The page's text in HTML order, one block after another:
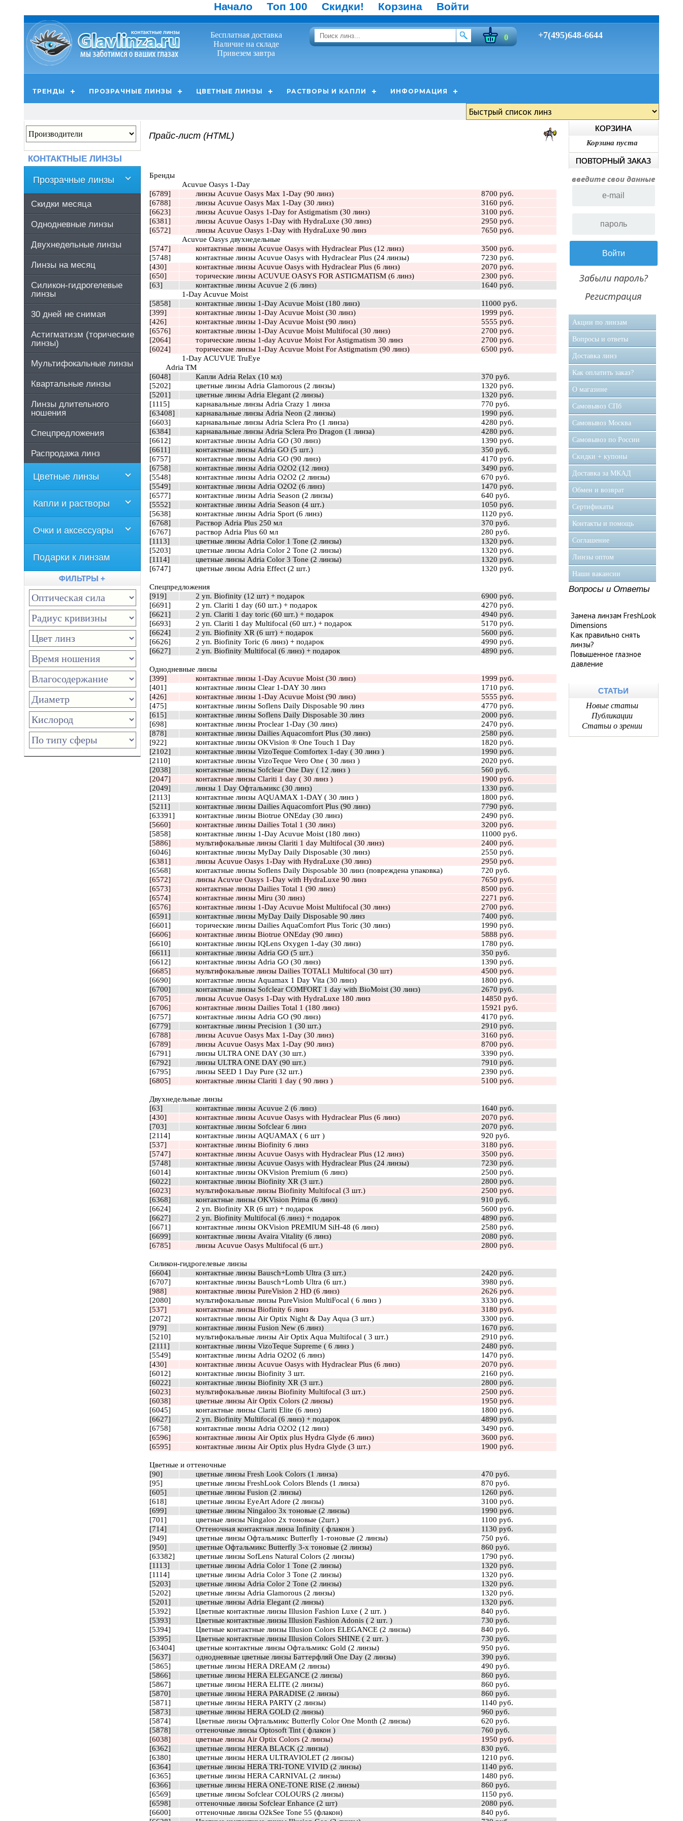
Начало Топ 100 Скидки! Корзина Войти
Бесплатная доставка
Наличие на складе
Привезем завтра
0 +7(495)648-6644
ТРЕНДЫ ПРОЗРАЧНЫЕ ЛИНЗЫ ЦВЕТНЫЕ ЛИНЗЫ РАСТВОРЫ И КАПЛИ ИНФОРМАЦИЯ
Прайс-лист (HTML)
Бренды
Acuvue Oasys 1-Day
[6789]
линзы Acuvue Oasys Max 1-Day (90 линз)
8700 руб.
[6788]
линзы Acuvue Oasys Max 1-Day (30 линз)
3160 руб.
[6623]
линзы Acuvue Oasys 1-Day for Astigmatism (30 линз)
3100 руб.
[6381]
линзы Acuvue Oasys 1-Day with HydraLuxe (30 линз)
2950 руб.
[6572]
линзы Acuvue Oasys 1-Day with HydraLuxe 90 линз
7650 руб.
Acuvue Oasys двухнедельные
[5747]
контактные линзы Acuvue Oasys with Hydraclear Plus (12 линз)
3500 руб.
[5748]
контактные линзы Acuvue Oasys with Hydraclear Plus (24 линзы)
7230 руб.
[430]
контактные линзы Acuvue Oasys with Hydraclear Plus (6 линз)
2070 руб.
[650]
торические линзы ACUVUE OASYS FOR ASTIGMATISM (6 линз)
2300 руб.
[63]
контактные линзы Acuvue 2 (6 линз)
1640 руб.
1-Day Acuvue Moist
[5858]
контактные линзы 1-Day Acuvue Moist (180 линз)
11000 руб.
[399]
контактные линзы 1-Day Acuvue Moist (30 линз)
1999 руб.
[426]
контактные линзы 1-Day Acuvue Moist (90 линз)
5555 руб.
[6576]
контактные линзы 1-Day Acuvue Moist Multifocal (30 линз)
2700 руб.
[2064]
торические линзы 1-day Acuvue Moist For Astigmatism 30 линз
2700 руб.
[6024]
торические линзы 1-Day Acuvue Moist For Astigmatism (90 линз)
6500 руб.
1-Day ACUVUE TruEye
Adria TM
[6048]
Капли Adria Relax (10 мл)
370 руб.
[5202]
цветные линзы Adria Glamorous (2 линзы)
1320 руб.
[5201]
цветные линзы Adria Elegant (2 линзы)
1320 руб.
[1115]
карнавальные линзы Adria Crazy 1 линза
770 руб.
[63408]
карнавальные линзы Adria Neon (2 линзы)
1990 руб.
[6603]
карнавальные линзы Adria Sclera Pro (1 линза)
4280 руб.
[6384]
карнавальные линзы Adria Sclera Pro Dragon (1 линза)
4280 руб.
[6612]
контактные линзы Adria GO (30 линз)
1390 руб.
[6611]
контактные линзы Adria GO (5 шт.)
350 руб.
[6757]
контактные линзы Adria GO (90 линз)
4170 руб.
[6758]
контактные линзы Adria O2O2 (12 линз)
3490 руб.
[5548]
контактные линзы Adria O2O2 (2 линзы)
670 руб.
[5549]
контактные линзы Adria O2O2 (6 линз)
1470 руб.
[6577]
контактные линзы Adria Season (2 линзы)
640 руб.
[5552]
контактные линзы Adria Season (4 шт.)
1050 руб.
[5638]
контактные линзы Adria Sport (6 линз)
1120 руб.
[6768]
Раствор Adria Plus 250 мл
370 руб.
[6767]
раствор Adria Plus 60 мл
280 руб.
[1113]
цветные линзы Adria Color 1 Tone (2 линзы)
1320 руб.
[5203]
цветные линзы Adria Color 2 Tone (2 линзы)
1320 руб.
[1114]
цветные линзы Adria Color 3 Tone (2 линзы)
1320 руб.
[6747]
цветные линзы Adria Effect (2 шт.) 1320 руб.
Спецпредложения
[919]
2 уп. Biofinity (12 шт) + подарок
6900 руб.
[6691]
2 уп. Clariti 1 day (60 шт.) + подарок
4270 руб.
[6621]
2 уп. Clariti 1 day toric (60 шт.) + подарок
4940 руб.
[6693]
2 уп. Clariti 1 day Multifocal (60 шт.) + подарок
5170 руб.
[6624]
2 уп. Biofinity XR (6 шт) + подарок
5600 руб.
[6626]
2 уп. Biofinity Toric (6 линз) + подарок
4990 руб.
[6627]
2 уп. Biofinity Multifocal (6 линз) + подарок 4890 руб.
Однодневные линзы
[399]
контактные линзы 1-Day Acuvue Moist (30 линз)
1999 руб.
[401]
контактные линзы Clear 1-DAY 30 линз
1710 руб.
[426]
контактные линзы 1-Day Acuvue Moist (90 линз)
5555 руб.
[475]
контактные линзы Soflens Daily Disposable 90 линз
4770 руб.
[615]
контактные линзы Soflens Daily Disposable 30 линз
2000 руб.
[698]
контактные линзы Proclear 1-Day (30 линз)
2470 руб.
[878]
контактные линзы Dailies Aquacomfort Plus (30 линз)
2580 руб.
[922]
контактные линзы OKVision ® One Touch 1 Day
1820 руб.
[2102]
контактные линзы VizoTeque Comfortex 1-day ( 30 линз )
1990 руб.
[2110]
контактные линзы VizoTeque Vero One ( 30 линз )
2020 руб.
[2038]
контактные линзы Sofclear One Day ( 12 линз )
560 руб.
[2047]
контактные линзы Clariti 1 day ( 30 линз )
1900 руб.
[2049]
линзы 1 Day Офтальмикс (30 линз)
1330 руб.
[2113]
контактные линзы AQUAMAX 1-DAY ( 30 линз )
1800 руб.
[5211]
контактные линзы Dailies Aquacomfort Plus (90 линз)
7790 руб.
[63391]
контактные линзы Biotrue ONEday (30 линз)
2490 руб.
[5660]
контактные линзы Dailies Total 1 (30 линз)
3200 руб.
[5858]
контактные линзы 1-Day Acuvue Moist (180 линз)
11000 руб.
[5886]
мультифокальные линзы Clariti 1 day Multifocal (30 линз)
2400 руб.
[6046]
контактные линзы MyDay Daily Disposable (30 линз)
2550 руб.
[6381]
линзы Acuvue Oasys 1-Day with HydraLuxe (30 линз)
2950 руб.
[6568]
контактные линзы Soflens Daily Disposable 30 линз (повреждена упаковка)
720 руб.
[6572]
линзы Acuvue Oasys 1-Day with HydraLuxe 90 линз
7650 руб.
[6573]
контактные линзы Dailies Total 1 (90 линз)
8500 руб.
[6574]
контактные линзы Miru (30 линз)
2271 руб.
[6576]
контактные линзы 1-Day Acuvue Moist Multifocal (30 линз)
2700 руб.
[6591]
контактные линзы MyDay Daily Disposable 90 линз
7400 руб.
[6601]
торические линзы Dailies AquaComfort Plus Toric (30 линз)
1990 руб.
[6606]
контактные линзы Biotrue ONEday (90 линз)
5888 руб.
[6610]
контактные линзы IQLens Oxygen 1-day (30 линз)
1780 руб.
[6611]
контактные линзы Adria GO (5 шт.)
350 руб.
[6612]
контактные линзы Adria GO (30 линз)
1390 руб.
[6685]
мультифокальные линзы Dailies TOTAL1 Multifocal (30 шт)
4500 руб.
[6690]
контактные линзы Aquamax 1 Day Vita (30 линз)
1800 руб.
[6700]
контактные линзы Sofclear COMFORT 1 day with BioMoist (30 линз)
2670 руб.
[6705]
линзы Acuvue Oasys 1-Day with HydraLuxe 180 линз
14850 руб.
[6706]
контактные линзы Dailies Total 1 (180 линз)
15921 руб.
[6757]
контактные линзы Adria GO (90 линз)
4170 руб.
[6779]
контактные линзы Precision 1 (30 шт.)
2910 руб.
[6788]
линзы Acuvue Oasys Max 1-Day (30 линз)
3160 руб.
[6789]
линзы Acuvue Oasys Max 1-Day (90 линз)
8700 руб.
[6791]
линзы ULTRA ONE DAY (30 шт.)
3390 руб.
[6792]
линзы ULTRA ONE DAY (90 шт.)
7910 руб.
[6795]
линзы SEED 1 Day Pure (32 шт.)
2390 руб.
[6805]
контактные линзы Clariti 1 day ( 90 линз ) 5100 руб.
Двухнедельные линзы
[63]
контактные линзы Acuvue 2 (6 линз)
1640 руб.
[430]
контактные линзы Acuvue Oasys with Hydraclear Plus (6 линз)
2070 руб.
[703]
контактные линзы Sofclear 6 линз
2070 руб.
[2114]
контактные линзы AQUAMAX ( 6 шт )
920 руб.
[537]
контактные линзы Biofinity 6 линз
3180 руб.
[5747]
контактные линзы Acuvue Oasys with Hydraclear Plus (12 линз)
3500 руб.
[5748]
контактные линзы Acuvue Oasys with Hydraclear Plus (24 линзы)
7230 руб.
[6014]
контактные линзы OKVision Premium (6 линз)
2500 руб.
[6022]
контактные линзы Biofinity XR (3 шт.)
2800 руб.
[6023]
мультифокальные линзы Biofinity Multifocal (3 шт.)
2500 руб.
[6368]
контактные линзы OKVision Prima (6 линз)
910 руб.
[6624]
2 уп. Biofinity XR (6 шт) + подарок
5600 руб.
[6627]
2 уп. Biofinity Multifocal (6 линз) + подарок
4890 руб.
[6671]
контактные линзы OKVision PREMIUM SiH-48 (6 линз)
2580 руб.
[6699]
контактные линзы Avaira Vitality (6 линз)
2080 руб.
[6785]
линзы Acuvue Oasys Multifocal (6 шт.) 2800 руб.
Силикон-гидрогелевые линзы
[6604]
контактные линзы Bausch+Lomb Ultra (3 шт.)
2420 руб.
[6707]
контактные линзы Bausch+Lomb Ultra (6 шт.)
3980 руб.
[988]
контактные линзы PureVision 2 HD (6 линз)
2626 руб.
[2080]
мультифокальные линзы PureVision MultiFocal ( 6 линз )
3330 руб.
[537]
контактные линзы Biofinity 6 линз
3180 руб.
[2072]
контактные линзы Air Optix Night & Day Aqua (3 шт.)
3300 руб.
[979]
контактные линзы Fusion New (6 линз)
1670 руб.
[5210]
мультифокальные линзы Air Optix Aqua Multifocal ( 3 шт.)
2910 руб.
[2111]
контактные линзы VizoTeque Supreme ( 6 линз )
2480 руб.
[5549]
контактные линзы Adria O2O2 (6 линз)
1470 руб.
[430]
контактные линзы Acuvue Oasys with Hydraclear Plus (6 линз)
2070 руб.
[6012]
контактные линзы Biofinity 3 шт.
2160 руб.
[6022]
контактные линзы Biofinity XR (3 шт.)
2800 руб.
[6023]
мультифокальные линзы Biofinity Multifocal (3 шт.)
2500 руб.
[6038]
цветные линзы Air Optix Colors (2 линзы)
1950 руб.
[6045]
контактные линзы Clariti Elite (6 линз)
1800 руб.
[6627]
2 уп. Biofinity Multifocal (6 линз) + подарок
4890 руб.
[6758]
контактные линзы Adria O2O2 (12 линз)
3490 руб.
[6596]
контактные линзы Air Optix plus Hydra Glyde (6 линз)
3600 руб.
[6595]
контактные линзы Air Optix plus Hydra Glyde (3 шт.) 1900 руб.
Цветные и оттеночные
[90]
цветные линзы Fresh Look Colors (1 линза)
470 руб.
[95]
цветные линзы FreshLook Colors Blends (1 линза)
870 руб.
[605]
цветные линзы Fusion (2 линзы)
1260 руб.
[618]
цветные линзы EyeArt Adore (2 линзы)
3100 руб.
[699]
цветные линзы Ningaloo 3х тоновые (2 линзы)
1990 руб.
[701]
цветные линзы Ningaloo 2х тоновые (2шт.)
1100 руб.
[714]
Оттеночная контактная линза Infinity ( флакон )
1130 руб.
[949]
цветные линзы Офтальмикс Butterfly 1-тоновые (2 линзы)
750 руб.
[950]
цветные Офтальмикс Butterfly 3-х тоновые (2 линзы)
860 руб.
[63382]
цветные линзы SofLens Natural Colors (2 линзы)
1790 руб.
[1113]
цветные линзы Adria Color 1 Tone (2 линзы)
1320 руб.
[1114]
цветные линзы Adria Color 3 Tone (2 линзы)
1320 руб.
[5203]
цветные линзы Adria Color 2 Tone (2 линзы)
1320 руб.
[5202]
цветные линзы Adria Glamorous (2 линзы)
1320 руб.
[5201]
цветные линзы Adria Elegant (2 линзы)
1320 руб.
[5392]
Цветные контактные линзы Illusion Fashion Luxe ( 2 шт. )
840 руб.
[5393]
Цветные контактные линзы Illusion Fashion Adonis ( 2 шт. )
730 руб.
[5394]
Цветные контактные линзы Illusion Colors ELEGANCE (2 линзы)
840 руб.
[5395]
Цветные контактные линзы Illusion Colors SHINE ( 2 шт. )
730 руб.
[63404]
цветные контактные линзы Офтальмикс Gold (2 линзы)
950 руб.
[5637]
однодневные цветные линзы Баттерфляй One Day (2 линзы)
390 руб.
[5865]
цветные линзы HERA DREAM (2 линзы)
490 руб.
[5866]
цветные линзы HERA ELEGANCE (2 линзы)
860 руб.
[5867]
цветные линзы HERA ELITE (2 линзы)
860 руб.
[5870]
цветные линзы HERA PARADISE (2 линзы)
860 руб.
[5871]
цветные линзы HERA PARTY (2 линзы)
1140 руб.
[5873]
цветные линзы HERA GOLD (2 линзы)
960 руб.
[5874]
Цветные линзы Офтальмикс Butterfly Color One Month (2 линзы)
620 руб.
[5878]
оттеночные линзы Optosoft Tint ( флакон )
760 руб.
[6038]
цветные линзы Air Optix Colors (2 линзы)
1950 руб.
[6362]
цветные линзы HERA BLACK (2 линзы)
830 руб.
[6380]
цветные линзы HERA ULTRAVIOLET (2 линзы)
1210 руб.
[6364]
цветные линзы HERA TRI-TONE VIVID (2 линзы)
1140 руб.
[6365]
цветные линзы HERA CARNIVAL (2 линзы)
1480 руб.
[6366]
цветные линзы HERA ONE-TONE RISE (2 линзы)
860 руб.
[6569]
цветные линзы Sofclear COLOURS (2 линзы)
1150 руб.
[6598]
оттеночные линзы Sofclear Enhance (2 шт)
2080 руб.
[6600]
оттеночные линзы O2kSee Tone 55 (флакон)
840 руб.
КОНТАКТНЫЕ ЛИНЗЫ
Прозрачные линзы
Скидки месяца
Однодневные линзы
Двухнедельные линзы
Линзы на месяц
Силикон-гидрогелевые
линзы
30 дней не снимая
Астигматизм (торические
линзы)
Мультифокальные линзы
Квартальные линзы
Линзы длительного
ношения
Спецпредложения
Распродажа линз
Цветные линзы
Капли и растворы
Очки и аксессуары
Подарки к линзам
ФИЛЬТРЫ +
КОРЗИНА
Корзина пуста
ПОВТОРНЫЙ ЗАКАЗ
введите свои данные
Забыли пароль?
Регистрация
Акции по линзам
Вопросы и ответы
Доставка линз
Как оплатить заказ?
О магазине
Самовывоз CПб
Самовывоз Москва
Самовывоз по России
Скидки + купоны
Доставка за МКАД
Обмен и возврат
Сертификаты
Контакты и помощь
Соглашение
Линзы оптом
Наши вакансии
Вопросы и Ответы
Замена линзам FreshLook
Dimensions
Как правильно снять
линзы?
Повышенное глазное
давление
СТАТЬИ
Новые статьи
Публикации
Статьи о зрении